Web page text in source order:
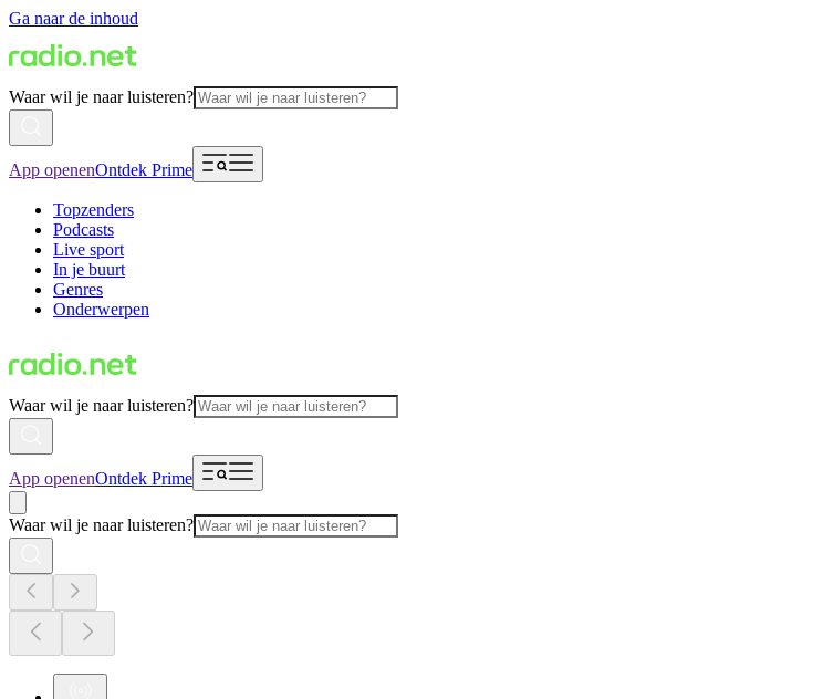
Ga naar de inhoud
Waar wil je naar luisteren?
App openenOntdek Prime
Topzenders
Podcasts
Live sport
In je buurt
Genres
Onderwerpen
Waar wil je naar luisteren?
App openenOntdek Prime
Waar wil je naar luisteren?